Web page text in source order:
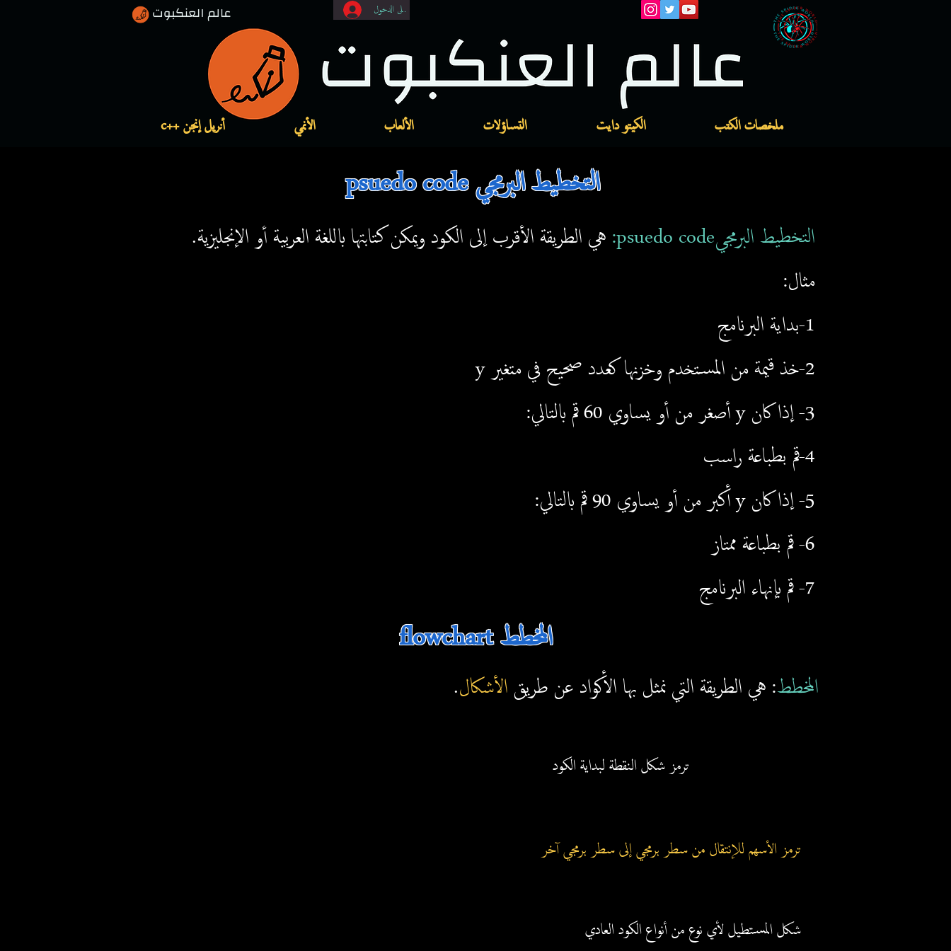
تسجيل الدخول
ملخصات الكتب الكيتو دايت التساؤلات الألعاب الأنمي أنريل إنجن ++c
psuedo code التخطيط البرمجي
التخطيط البرمجيpsuedo code:
هي الطريقة الأقرب إلى الكود ويمكن كتابتها باللغة العربية أو الإنجليزية.
مثال:
1-بداية البرنامج
2-خذ قيمة من المستخدم وخزنها كعدد صحيح في متغير y
3- إذا كان y أصغر من أو يساوي 60 قم بالتالي:
4-قم بطباعة راسب
5- إذا كان y أكبر
من أو يساوي 90
قم بالتالي:
6- قم بطباعة ممتاز
7- قم بإنهاء البرنامج
flowchart المخطط
المخطط: هي الطريقة التي نمثل بها الأكواد عن طريق الأشكال.
ترمز شكل النقطة لبداية الكود
ترمز الأسهم للإنتقال من سطر برمجي إلى سطر برمجي آخر
شكل المستطيل لأي نوع من أنواع الكود العادي